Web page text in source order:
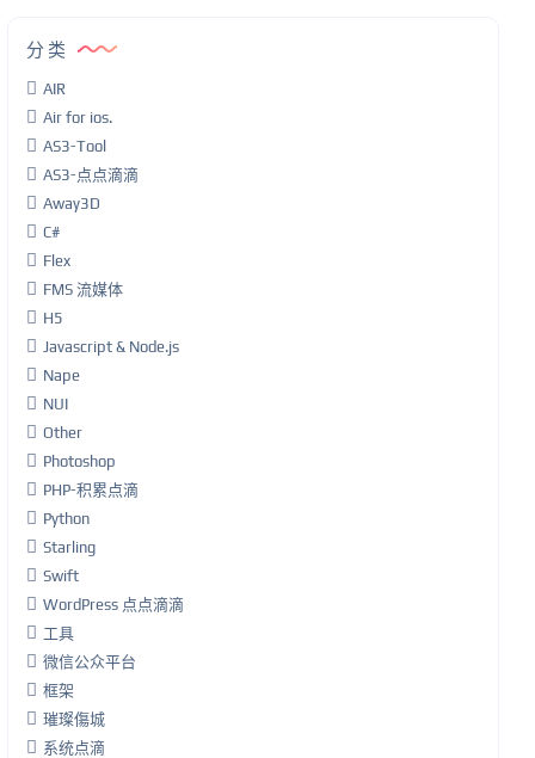
分类
AIR
Air for ios.
AS3-Tool
AS3-点点滴滴
Away3D
C#
Flex
FMS 流媒体
H5
Javascript & Node.js
Nape
NUI
Other
Photoshop
PHP-积累点滴
Python
Starling
Swift
WordPress 点点滴滴
工具
微信公众平台
框架
璀璨傷城
系统点滴